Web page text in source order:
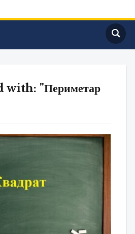
with: "Периметар